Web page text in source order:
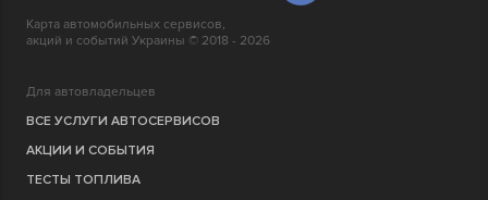
Карта автомобильных сервисов,
акций и событий Украины © 2018 - 2026
Для автовладельцев
ВСЕ УСЛУГИ АВТОСЕРВИСОВ
АКЦИИ И СОБЫТИЯ
ТЕСТЫ ТОПЛИВА